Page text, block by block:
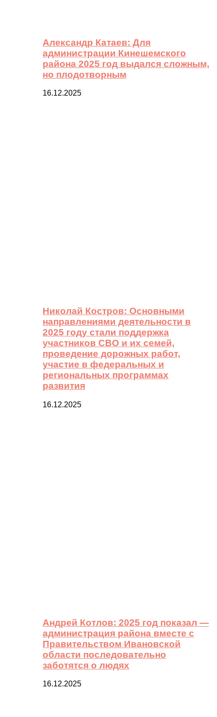
Александр Катаев: Для
администрации Кинешемского
района 2025 год выдался сложным,
но плодотворным
16.12.2025
Николай Костров: Основными
направлениями деятельности в
2025 году стали поддержка
участников СВО и их семей,
проведение дорожных работ,
участие в федеральных и
региональных программах
развития
16.12.2025
Андрей Котлов: 2025 год показал —
администрация района вместе с
Правительством Ивановской
области последовательно
заботятся о людях
16.12.2025